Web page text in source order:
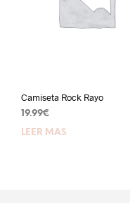
Camiseta Rock Rayo
19.99€
LEER MÁS